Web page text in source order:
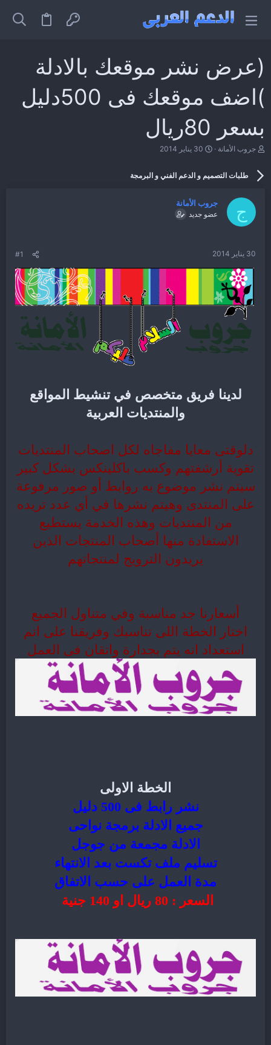
(عرض نشر موقعك بالادلة
)اضف موقعك فى 500دليل
بسعر 80ريال
ب
م
و
ض
جروب الأمانة
ت
ي
ل
ب
30 يناير 2014
طلبات التصميم و الدعم الفني و البرمجة
ج جروب الأمانة
عضو جديد
30 يناير 2014 #1
لدينا فريق متخصص في تنشيط المواقع
والمنتديات العربية
دلوقتى معايا مفاجاه لكل اصحاب المنتديات
تقوية أرشفتهم وكسب باكلينكس بشكل كبير
سيتم نشر موضوع به روابط أو صور مرفوعة
على المنتدى وهيتم نشرها في أي عدد تريده
من المنتديات وهذه الخدمة يستطيع
الاستفادة منها أصحاب المنتجات الذين
يريدون الترويج لمنتجاتهم
أسعارنا جد مناسبة وفي متناول الجميع
اختار الخطة اللى تناسبك وفريقنا على اتم
استعداد انه يتم بجدارة واتقان فى العمل
الخطة الاولى
نشر رابط فى 500 دليل
جميع الادلة برمجة نواحى
الادلة مجمعة من جوجل
تسليم ملف تكست بعد الانتهاء
مدة العمل على حسب الاتفاق
السعر : 80 ريال او 140 جنية